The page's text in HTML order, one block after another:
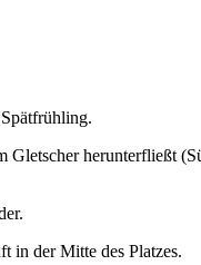
herunterfließt
in der Mitte des Platzes.